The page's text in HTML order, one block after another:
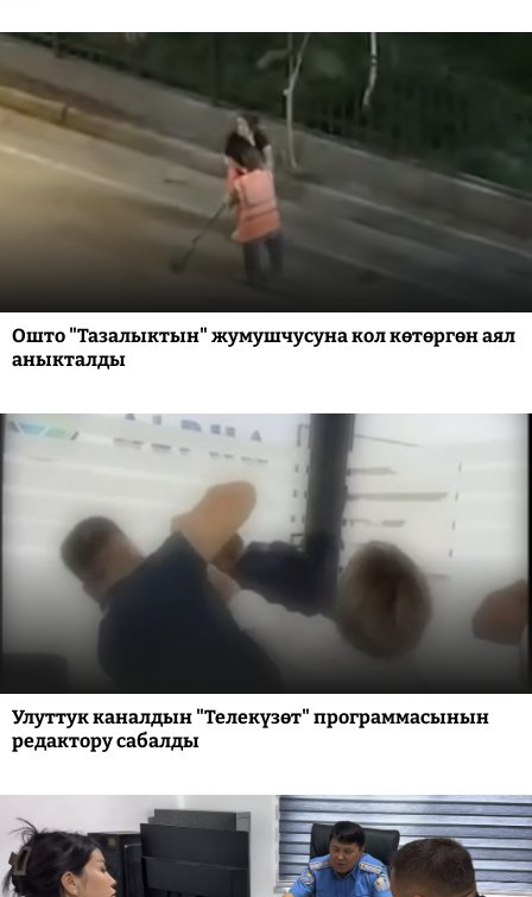
Ошто "Тазалыктын" жумушчусуна кол көтөргөн аял
аныкталды
Улуттук каналдын "Телекүзөт" программасынын
редактору сабалды